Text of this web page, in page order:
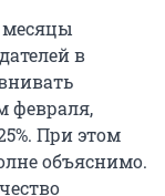
месяцы
в
февраля,
При этом
объяснимо.